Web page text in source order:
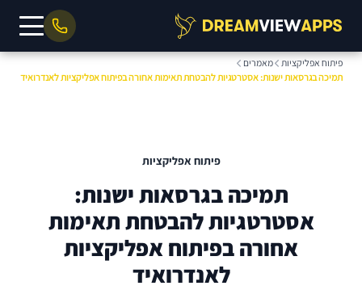
פיתוח אפליקציות
מאמרים
תמיכה בגרסאות ישנות: אסטרטגיות להבטחת תאימות אחורה בפיתוח אפליקציות לאנדרואיד
פיתוח אפליקציות
תמיכה בגרסאות ישנות:
אסטרטגיות להבטחת תאימות
אחורה בפיתוח אפליקציות
לאנדרואיד